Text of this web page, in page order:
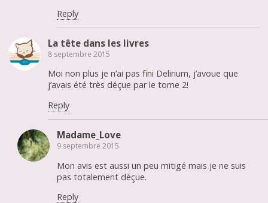
Reply
La tête dans les livres
8 septembre 2015
Moi non plus je n’ai pas fini Delirium, j’avoue que
j’avais été très déçue par le tome 2!
Reply
Madame_Love
9 septembre 2015
Mon avis est aussi un peu mitigé mais je ne suis
pas totalement déçue.
Reply